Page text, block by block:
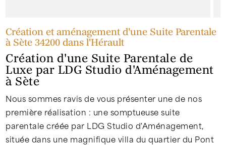
Création et aménagement d'une Suite Parentale
à Sète 34200 dans l'Hérault
Création d'une Suite Parentale de
Luxe par LDG Studio d'Aménagement
à Sète
Nous sommes ravis de vous présenter une de nos
première réalisation : une somptueuse suite
parentale créée par LDG Studio d'Aménagement,
située dans une magnifique villa du quartier du Pont